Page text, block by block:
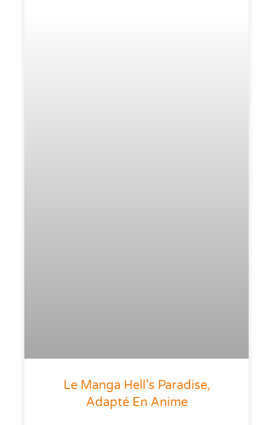
Le Manga Hell’s Paradise,
Adapté En Anime